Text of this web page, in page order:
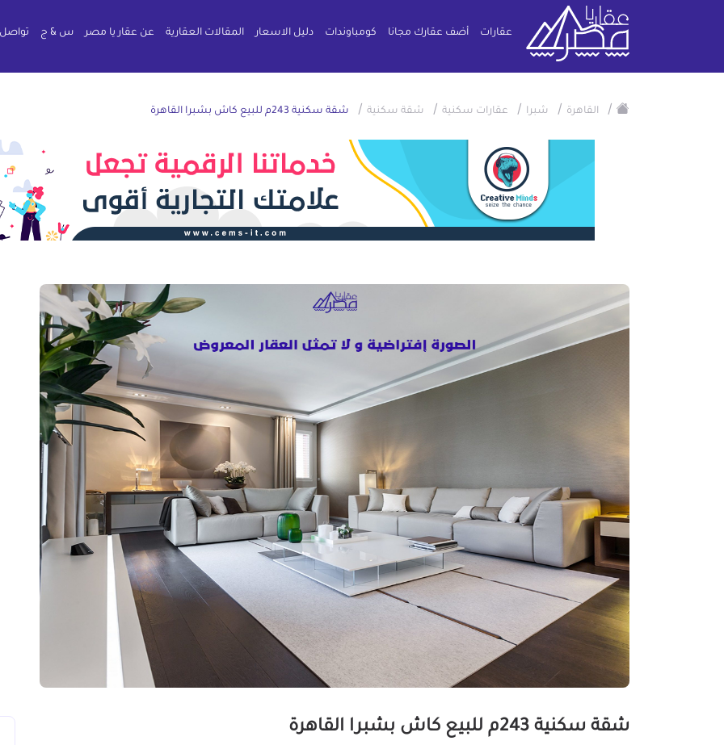
عقارات أضف عقارك مجانا كومباوندات دليل الاسعار المقالات العقارية عن عقار يا مصر س & ج
/ القاهرة / شبرا / عقارات سكنية / شقة سكنية / شقة سكنية 243م للبيع كاش بشبرا القاهرة
شقة سكنية 243م للبيع كاش بشبرا القاهرة